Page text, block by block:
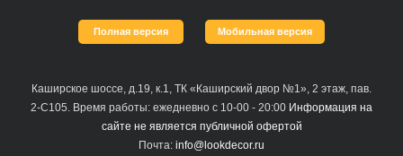
Полная версия Мобильная версия
Каширское шоссе, д.19, к.1, ТК «Каширский двор №1», 2 этаж, пав.
2-С105. Время работы: ежедневно с 10-00 - 20:00 Информация на
сайте не является публичной офертой
Почта: info@lookdecor.ru